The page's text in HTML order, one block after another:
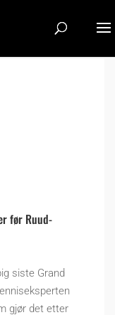
før Ruud-
siste Grand
gjør det etter